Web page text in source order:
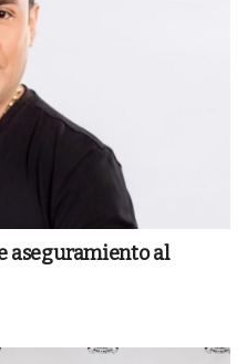
aseguramiento al